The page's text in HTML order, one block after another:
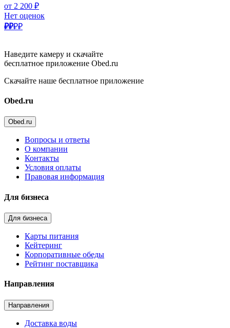
от 2 200 ₽
Нет оценок
₽₽₽₽
Наведите камеру и скачайте
бесплатное приложение Obed.ru
Скачайте наше бесплатное приложение
Obed.ru
Obed.ru
Вопросы и ответы
О компании
Контакты
Условия оплаты
Правовая информация
Для бизнеса
Для бизнеса
Карты питания
Кейтеринг
Корпоративные обеды
Рейтинг поставщика
Направления
Направления
Доставка воды